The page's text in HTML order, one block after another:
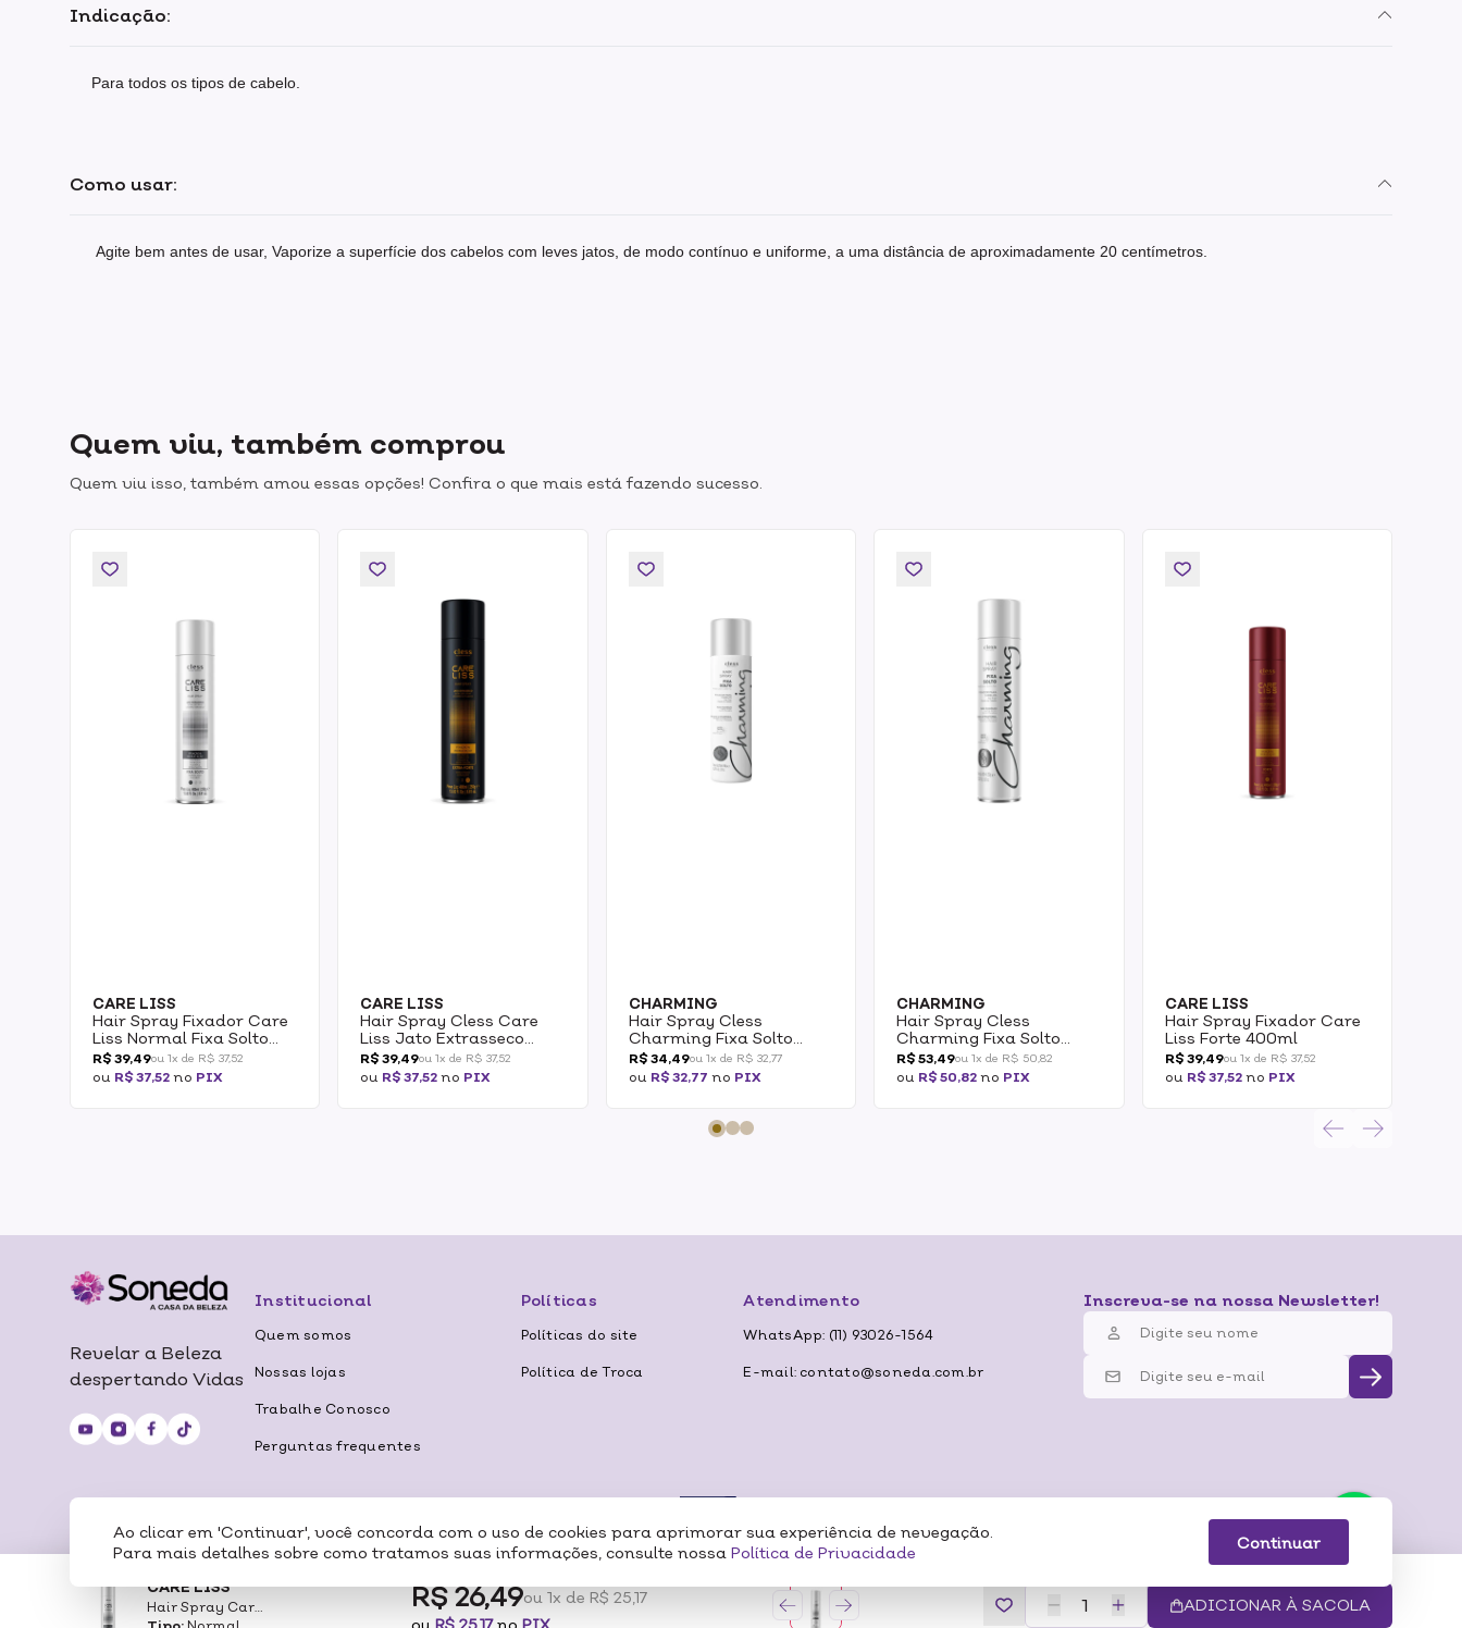
Ao clicar em 'Continuar', você concorda com o uso de cookies para aprimorar sua experiência de nevegação.
Para mais detalhes sobre como tratamos suas informações, consulte nossa Política de Privacidade
Continuar
Indicação:
Para todos os tipos de cabelo.
Como usar:
Agite bem antes de usar, Vaporize a superfície dos cabelos com leves jatos, de modo contínuo e uniforme, a uma distância de aproximadamente 20 centímetros.
CARE LISS
Hair Spray Care
Tipo: Normal
R$ 26,49ou 1x de R$ 25,17
ouR$ 25,17noPIX
ADICIONAR À SACOLA
Quem viu, também comprou
Quem viu isso, também amou essas opções! Confira o que mais está fazendo sucesso.
CARE LISS
Hair Spray Fixador Care
Liss Normal Fixa Solto
400ml
R$ 39,49ou 1x de R$ 37,52
ou R$ 37,52 no PIX
CARE LISS
Hair Spray Cless Care
Liss Jato Extrasseco
Fixação Extra Forte
400ml
R$ 39,49ou 1x de R$ 37,52
ou R$ 37,52 no PIX
CHARMING
Hair Spray Cless
Charming Fixa Solto
150ml
R$ 34,49ou 1x de R$ 32,77
ou R$ 32,77 no PIX
CHARMING
Hair Spray Cless
Charming Fixa Solto
400ml
R$ 53,49ou 1x de R$ 50,82
ou R$ 50,82 no PIX
CARE LISS
Hair Spray Fixador Care
Liss Forte 400ml
R$ 39,49ou 1x de R$ 37,52
ou R$ 37,52no PIX
Revelar a Beleza
despertando Vidas
Institucional
Quem somos
Nossas lojas
Trabalhe Conosco
Perguntas frequentes
Políticas
Políticas do site
Política de Troca
Atendimento
WhatsApp: (11) 93026-1564
E-mail: contato@soneda.com.br
Inscreva-se na nossa Newsletter!
Certificados Formas de Pagamentos
RAZÃO SOCIAL: SONEDA A CASA DA BELEZA LTDA CNP:07.116.306/0001-57 ENDEREÇO: RUA PERO NETO, 89 – VILA DA SAÚDE – SÃO PAULO/SP – CEP 04053-000